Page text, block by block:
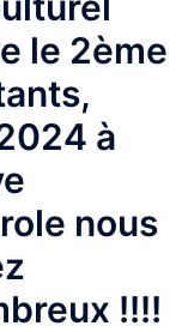
le 2ème
à
nous
!!!!